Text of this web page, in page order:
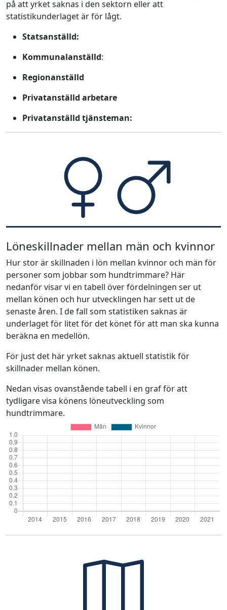
på att yrket saknas i den sektorn eller att
statistikunderlaget är för lågt.
Statsanställd:
Kommunalanställd:
Regionanställd
Privatanställd arbetare
Privatanställd tjänsteman:
Löneskillnader mellan män och kvinnor
Hur stor är skillnaden i lön mellan kvinnor och män för
personer som jobbar som hundtrimmare? Här
nedanför visar vi en tabell över fördelningen ser ut
mellan könen och hur utvecklingen har sett ut de
senaste åren. I de fall som statistiken saknas är
underlaget för litet för det könet för att man ska kunna
beräkna en medellön.
För just det här yrket saknas aktuell statistik för
skillnader mellan könen.
Nedan visas ovanstående tabell i en graf för att
tydligare visa könens löneutveckling som
hundtrimmare.